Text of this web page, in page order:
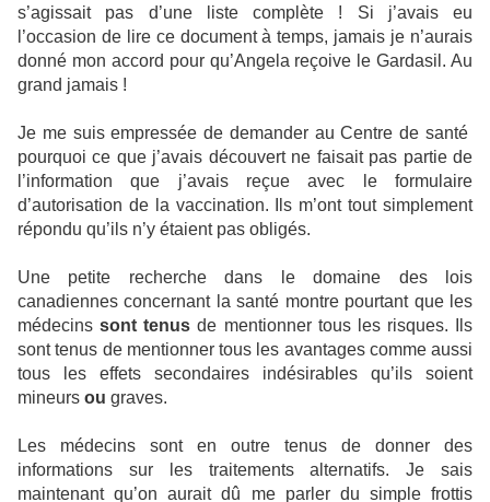
s’agissait pas d’une liste complète ! Si j’avais eu
l’occasion de lire ce document à temps, jamais je n’aurais
donné mon accord pour qu’Angela reçoive le Gardasil. Au
grand jamais !
Je me suis empressée de demander au Centre de santé
pourquoi ce que j’avais découvert ne faisait pas partie de
l’information que j’avais reçue avec le formulaire
d’autorisation de la vaccination. Ils m’ont tout simplement
répondu qu’ils n’y étaient pas obligés.
Une petite recherche dans le domaine des lois
canadiennes concernant la santé montre pourtant que les
médecinssont tenus de mentionner tous les risques. Ils
sont tenus de mentionner tous les avantages comme aussi
tous les effets secondaires indésirables qu’ils soient
mineurs ou graves.
Les médecins sont en outre tenus de donner des
informations sur les traitements alternatifs. Je sais
maintenant qu’on aurait dû me parler du simple frottis